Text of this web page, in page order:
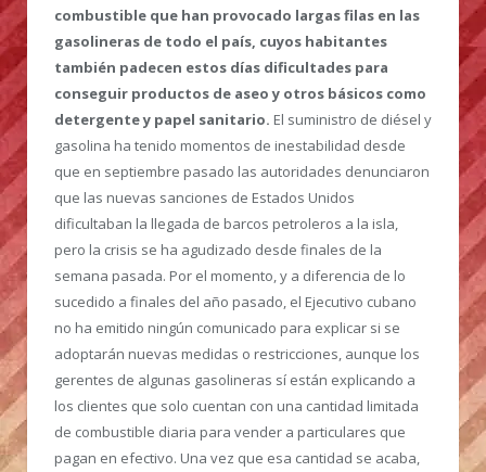
combustible que han provocado largas filas en las
gasolineras de todo el país, cuyos habitantes
también padecen estos días dificultades para
conseguir productos de aseo y otros básicos como
detergente y papel sanitario. El suministro de diésel y
gasolina ha tenido momentos de inestabilidad desde
que en septiembre pasado las autoridades denunciaron
que las nuevas sanciones de Estados Unidos
dificultaban la llegada de barcos petroleros a la isla,
pero la crisis se ha agudizado desde finales de la
semana pasada. Por el momento, y a diferencia de lo
sucedido a finales del año pasado, el Ejecutivo cubano
no ha emitido ningún comunicado para explicar si se
adoptarán nuevas medidas o restricciones, aunque los
gerentes de algunas gasolineras sí están explicando a
los clientes que solo cuentan con una cantidad limitada
de combustible diaria para vender a particulares que
pagan en efectivo. Una vez que esa cantidad se acaba,